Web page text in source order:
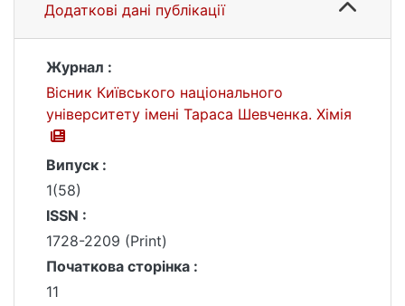
Додаткові дані публікації
Журнал :
Вісник Київського національного
університету імені Тараса Шевченка. Хімія
Випуск :
1(58)
ISSN :
1728-2209 (Print)
Початкова сторінка :
11